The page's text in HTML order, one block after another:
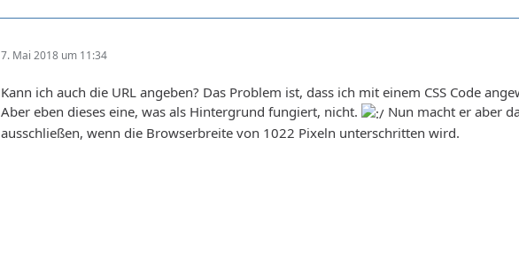
7. Mai 2018 um 11:34
Kann ich auch die URL angeben? Das Problem ist, dass ich mit einem CSS Code
Aber eben dieses eine, was als Hintergrund fungiert, nicht.
Nun macht er aber
ausschließen, wenn die Browserbreite von 1022 Pixeln unterschritten wird.